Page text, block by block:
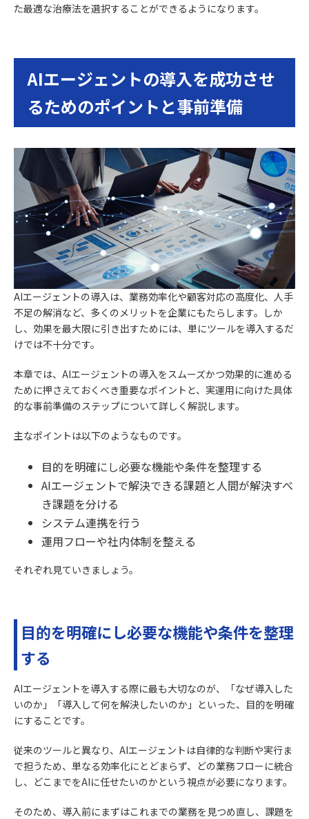
た最適な治療法を選択することができるようになります。
AIエージェントの導入を成功させ
るためのポイントと事前準備
AIエージェントの導入は、業務効率化や顧客対応の高度化、人手
不足の解消など、多くのメリットを企業にもたらします。しか
し、効果を最大限に引き出すためには、単にツールを導入するだ
けでは不十分です。
本章では、AIエージェントの導入をスムーズかつ効果的に進める
ために押さえておくべき重要なポイントと、実運用に向けた具体
的な事前準備のステップについて詳しく解説します。
主なポイントは以下のようなものです。
目的を明確にし必要な機能や条件を整理する
AIエージェントで解決できる課題と人間が解決すべ
き課題を分ける
システム連携を行う
運用フローや社内体制を整える
それぞれ見ていきましょう。
目的を明確にし必要な機能や条件を整理
する
AIエージェントを導入する際に最も大切なのが、「なぜ導入した
いのか」「導入して何を解決したいのか」といった、目的を明確
にすることです。
従来のツールと異なり、AIエージェントは自律的な判断や実行ま
で担うため、単なる効率化にとどまらず、どの業務フローに統合
し、どこまでをAIに任せたいのかという視点が必要になります。
そのため、導入前にまずはこれまでの業務を見つめ直し、課題を